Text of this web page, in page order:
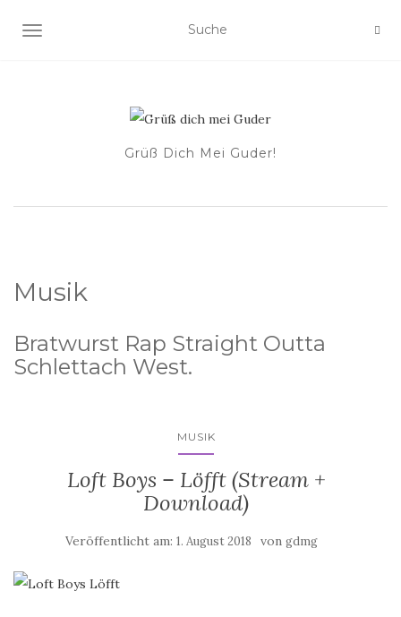
NAVIGATION EIN-/AUSSCHALTEN
Grüß Dich Mei Guder!
Musik
Bratwurst Rap Straight Outta
Schlettach West.
MUSIK
Loft Boys – Löfft (Stream +
Download)
Veröffentlicht am: 1. August 2018 von gdmg